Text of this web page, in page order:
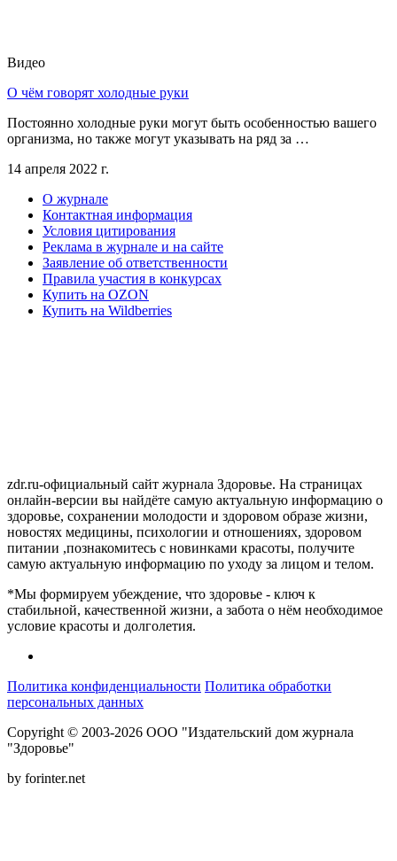
Видео
О чём говорят холодные руки
Постоянно холодные руки могут быть особенностью вашего
организма, но также могут указывать на ряд за …
14 апреля 2022 г.
О журнале
Контактная информация
Условия цитирования
Реклама в журнале и на сайте
Заявление об ответственности
Правила участия в конкурсах
Купить на OZON
Купить на Wildberries
zdr.ru-официальный сайт журнала Здоровье. На страницах
онлайн-версии вы найдёте самую актуальную информацию о
здоровье, сохранении молодости и здоровом образе жизни,
новостях медицины, психологии и отношениях, здоровом
питании ,познакомитесь с новинками красоты, получите
самую актуальную информацию по уходу за лицом и телом.
*Мы формируем убеждение, что здоровье - ключ к
стабильной, качественной жизни, а забота о нём необходимое
условие красоты и долголетия.
Политика конфиденциальности Политика обработки
персональных данных
Copyright © 2003-2026 ООО "Издательский дом журнала
"Здоровье"
by forinter.net